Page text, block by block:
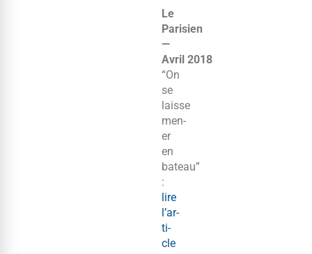
Le
Parisien
—
Avril 2018
“On
se
laisse
men­
er
en
bateau”
:
lire
l’ar­
ti­
cle